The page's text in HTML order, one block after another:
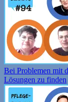
Bei Problemen mit
Lösungen zu finden